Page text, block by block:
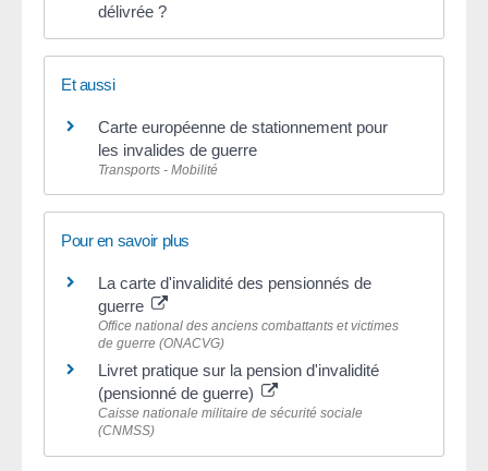
délivrée ?
Et aussi
Carte européenne de stationnement pour
les invalides de guerre
Transports - Mobilité
Pour en savoir plus
La carte d'invalidité des pensionnés de
guerre
Office national des anciens combattants et victimes
de guerre (ONACVG)
Livret pratique sur la pension d'invalidité
(pensionné de guerre)
Caisse nationale militaire de sécurité sociale
(CNMSS)